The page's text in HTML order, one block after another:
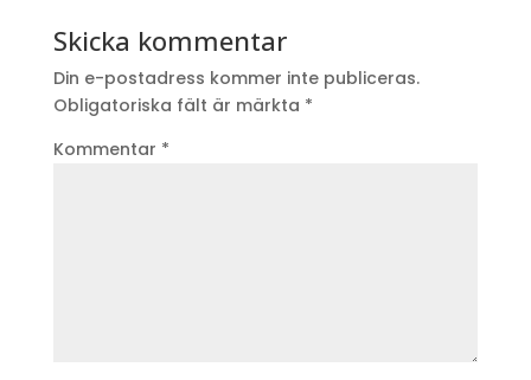
Skicka kommentar
Din e-postadress kommer inte publiceras.
Obligatoriska fält är märkta *
Kommentar *